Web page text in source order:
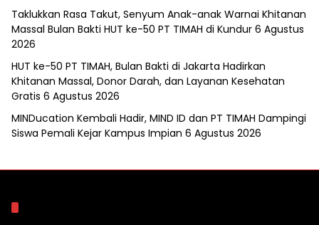
Taklukkan Rasa Takut, Senyum Anak-anak Warnai Khitanan
Massal Bulan Bakti HUT ke-50 PT TIMAH di Kundur 6 Agustus
2026
HUT ke-50 PT TIMAH, Bulan Bakti di Jakarta Hadirkan
Khitanan Massal, Donor Darah, dan Layanan Kesehatan
Gratis 6 Agustus 2026
MINDucation Kembali Hadir, MIND ID dan PT TIMAH Dampingi
Siswa Pemali Kejar Kampus Impian 6 Agustus 2026